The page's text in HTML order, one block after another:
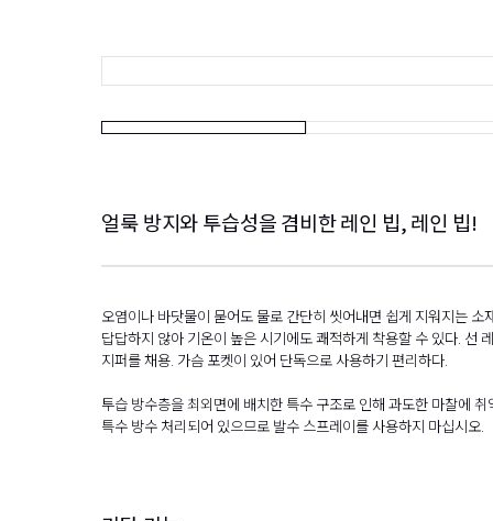
얼룩 방지와 투습성을 겸비한 레인 빕, 레인 빕!
오염이나 바닷물이 묻어도 물로 간단히 씻어내면 쉽게 지워지는
답답하지 않아 기온이 높은 시기에도 쾌적하게 착용할 수 있다. 선
지퍼를 채용. 가슴 포켓이 있어 단독으로 사용하기 편리하다.
투습 방수층을 최외면에 배치한 특수 구조로 인해 과도한 마찰에
특수 방수 처리되어 있으므로 발수 스프레이를 사용하지 마십시오.